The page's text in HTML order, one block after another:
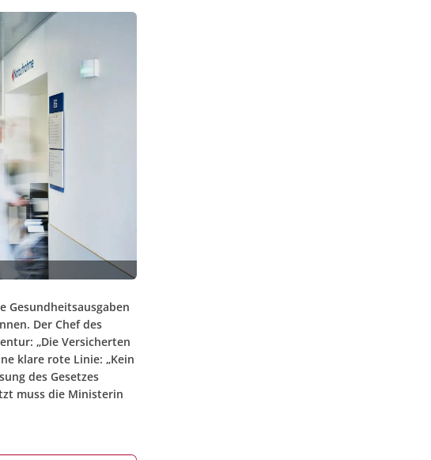
Gesundheitsausgaben
Der Chef des
„Die Versicherten
klare rote Linie: „Kein
des Gesetzes
muss die Ministerin